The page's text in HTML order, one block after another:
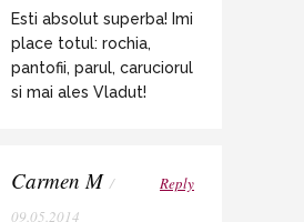
Esti absolut superba! Imi
place totul: rochia,
pantofii, parul, caruciorul
si mai ales Vladut!
Carmen M /
09.05.2014
Reply